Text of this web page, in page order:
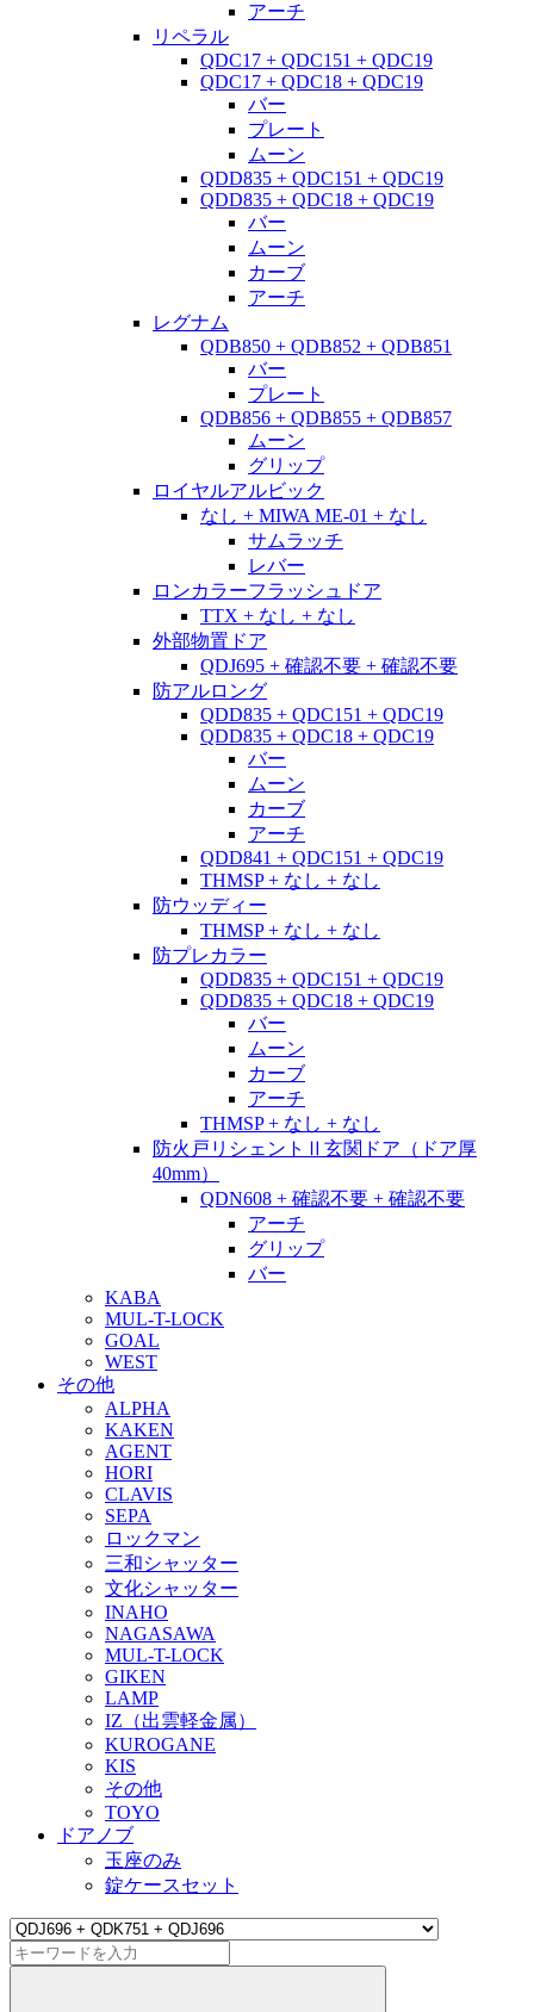
アーチ
リペラル
QDC17 + QDC151 + QDC19
QDC17 + QDC18 + QDC19
バー
プレート
ムーン
QDD835 + QDC151 + QDC19
QDD835 + QDC18 + QDC19
バー
ムーン
カーブ
アーチ
レグナム
QDB850 + QDB852 + QDB851
バー
プレート
QDB856 + QDB855 + QDB857
ムーン
グリップ
ロイヤルアルビック
なし + MIWA ME-01 + なし
サムラッチ
レバー
ロンカラーフラッシュドア
TTX + なし + なし
外部物置ドア
QDJ695 + 確認不要 + 確認不要
防アルロング
QDD835 + QDC151 + QDC19
QDD835 + QDC18 + QDC19
バー
ムーン
カーブ
アーチ
QDD841 + QDC151 + QDC19
THMSP + なし + なし
防ウッディー
THMSP + なし + なし
防プレカラー
QDD835 + QDC151 + QDC19
QDD835 + QDC18 + QDC19
バー
ムーン
カーブ
アーチ
THMSP + なし + なし
防火戸リシェントⅡ玄関ドア（ドア厚
40mm）
QDN608 + 確認不要 + 確認不要
アーチ
グリップ
バー
KABA
MUL-T-LOCK
GOAL
WEST
その他
ALPHA
KAKEN
AGENT
HORI
CLAVIS
SEPA
ロックマン
三和シャッター
文化シャッター
INAHO
NAGASAWA
MUL-T-LOCK
GIKEN
LAMP
IZ（出雲軽金属）
KUROGANE
KIS
その他
TOYO
ドアノブ
玉座のみ
錠ケースセット